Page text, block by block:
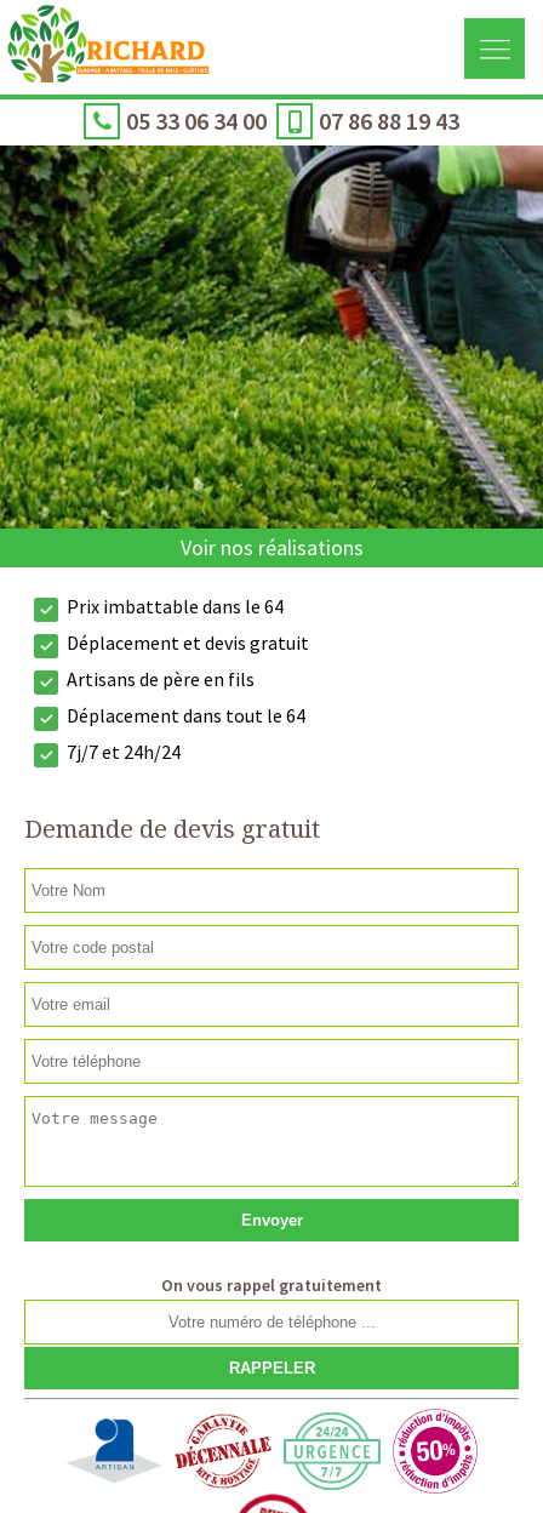
05 33 06 34 00 07 86 88 19 43
Voir nos réalisations
Prix imbattable dans le 64
Déplacement et devis gratuit
Artisans de père en fils
Déplacement dans tout le 64
7j/7 et 24h/24
Demande de devis gratuit
On vous rappel gratuitement